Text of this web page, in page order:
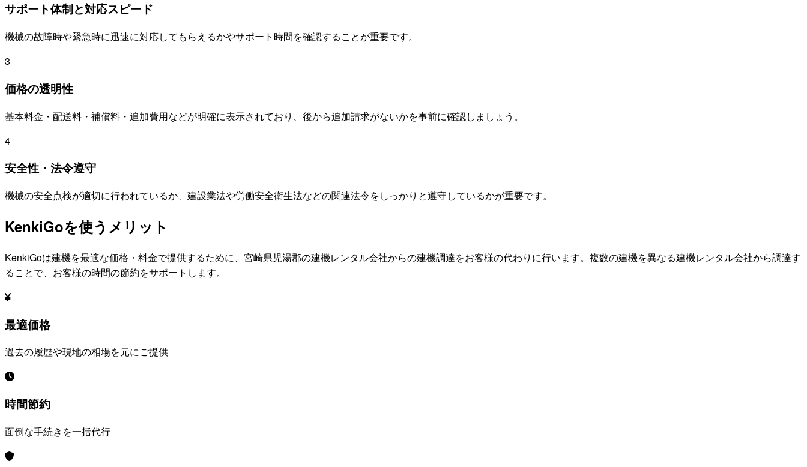
サポート体制と対応スピード
機械の故障時や緊急時に迅速に対応してもらえるかやサポート時間を確認することが重要です。
3
価格の透明性
基本料金・配送料・補償料・追加費用などが明確に表示されており、後から追加請求がないかを事前に確認しましょう。
4
安全性・法令遵守
機械の安全点検が適切に行われているか、建設業法や労働安全衛生法などの関連法令をしっかりと遵守しているかが重要です。
KenkiGoを使うメリット
KenkiGoは建機を最適な価格・料金で提供するために、 宮崎県児湯郡の建機レンタル会社からの建機調達をお客様の代わりに行います。複数の建機を異なる建機レンタル会社から調達す
ることで、お客様の時間の節約をサポートします。
最適価格
過去の履歴や現地の相場を元にご提供
時間節約
面倒な手続きを一括代行